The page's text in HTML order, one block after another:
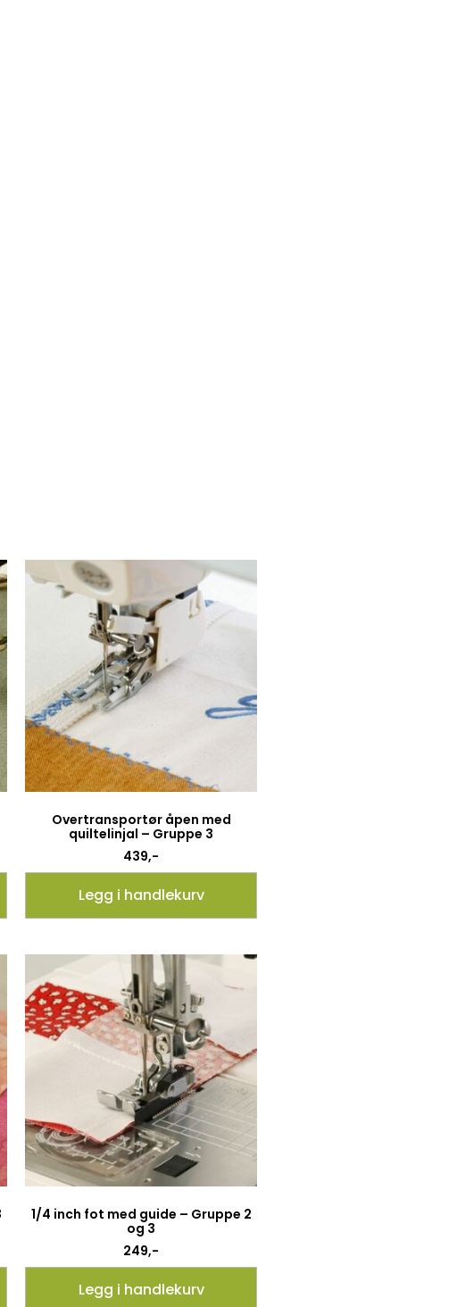
Overtransportør åpen med
quiltelinjal – Gruppe 3
439,-
Legg i handlekurv
1/4 inch fot med guide – Gruppe 2
og 3
249,-
Legg i handlekurv